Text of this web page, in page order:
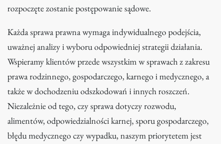
rozpoczęte zostanie postępowanie sądowe.
Każda sprawa prawna wymaga indywidualnego podejścia,
uważnej analizy i wyboru odpowiedniej strategii działania.
Wspieramy klientów przede wszystkim w sprawach z zakresu
prawa rodzinnego, gospodarczego, karnego i medycznego, a
także w dochodzeniu odszkodowań i innych roszczeń.
Niezależnie od tego, czy sprawa dotyczy rozwodu,
alimentów, odpowiedzialności karnej, sporu gospodarczego,
błędu medycznego czy wypadku, naszym priorytetem jest